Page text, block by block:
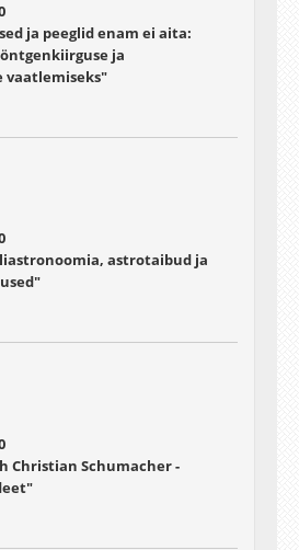
ja peeglid enam ei aita:
ja
vaatlemiseks"
astrotaibud ja
Christian Schumacher -